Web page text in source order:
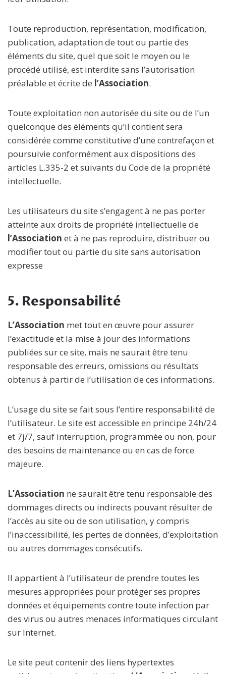
Toute reproduction, représentation, modification,
publication, adaptation de tout ou partie des
éléments du site, quel que soit le moyen ou le
procédé utilisé, est interdite sans l’autorisation
préalable et écrite de l’Association.
Toute exploitation non autorisée du site ou de l’un
quelconque des éléments qu’il contient sera
considérée comme constitutive d’une contrefaçon et
poursuivie conformément aux dispositions des
articles L.335-2 et suivants du Code de la propriété
intellectuelle.
Les utilisateurs du site s’engagent à ne pas porter
atteinte aux droits de propriété intellectuelle de
l’Association et à ne pas reproduire, distribuer ou
modifier tout ou partie du site sans autorisation
expresse
5. Responsabilité
L’Association met tout en œuvre pour assurer
l’exactitude et la mise à jour des informations
publiées sur ce site, mais ne saurait être tenu
responsable des erreurs, omissions ou résultats
obtenus à partir de l’utilisation de ces informations.
L’usage du site se fait sous l’entire responsabilité de
l’utilisateur. Le site est accessible en principe 24h/24
et 7j/7, sauf interruption, programmée ou non, pour
des besoins de maintenance ou en cas de force
majeure.
L’Association ne saurait être tenu responsable des
dommages directs ou indirects pouvant résulter de
l’accès au site ou de son utilisation, y compris
l’inaccessibilité, les pertes de données, d’exploitation
ou autres dommages consécutifs.
Il appartient à l’utilisateur de prendre toutes les
mesures appropriées pour protéger ses propres
données et équipements contre toute infection par
des virus ou autres menaces informatiques circulant
sur Internet.
Le site peut contenir des liens hypertextes